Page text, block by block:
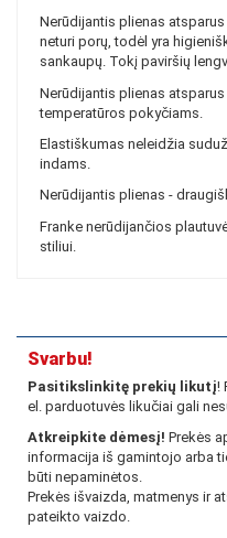
Nerūdijantis plienas
neturi porų, todėl yra
sankaupų. Tokį paviršių
Nerūdijantis plienas
temperatūros pokyčiams.
Elastiškumas neleidžia
indams.
Nerūdijantis plienas -
Franke nerūdijančios
stiliui.
Svarbu!
Pasitikslinkitę prekių likutį!
el. parduotuvės likučiai gali
Atkreipkite dėmesį! Prekės
informacija iš gamintojo arba
būti nepaminėtos.
Prekės išvaizda, matmenys ir
pateikto vaizdo.